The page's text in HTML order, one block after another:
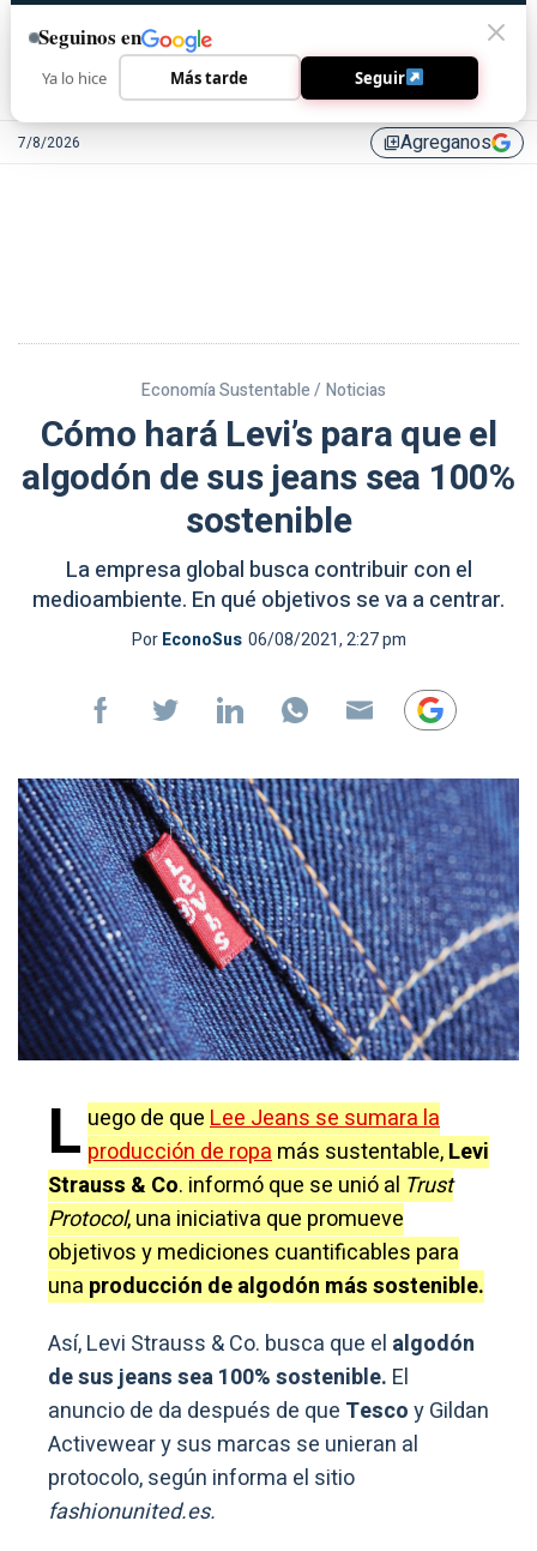
7/8/2026 library_addAgreganos
Economía Sustentable / Noticias
Cómo hará Levi’s para que el
algodón de sus jeans sea 100%
sostenible
La empresa global busca contribuir con el
medioambiente. En qué objetivos se va a centrar.
PorEconoSus 06/08/2021, 2:27 pm
L uego de queLee Jeans se sumara la
producción de ropamás sustentable,Levi
Strauss & Co. informó que se unió al Trust
Protocol, una iniciativa que promueve
objetivos y mediciones cuantificables para
una producción de algodón más sostenible.
Así, Levi Strauss & Co. busca que el algodón
de sus jeans sea 100% sostenible. El
anuncio de da después de que Tescoy Gildan
Activewear y sus marcas se unieran al
protocolo, según informa el sitio
fashionunited.es.
Seguinos en
Ya lo hice Más tarde Seguir